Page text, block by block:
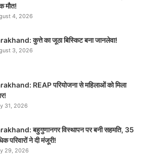
मौत!
4, 2026
कुत्ते का जूठा बिस्किट बना जानलेवा!
3, 2026
REAP परियोजना से महिलाओं को मिला
31, 2026
बहुगुणानगर विस्थापन पर बनी सहमति, 35
परिवारों ने दी मंजूरी!
29, 2026